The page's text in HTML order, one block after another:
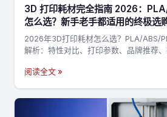
3D 打印耗材完全指南 2026：
怎么选？新手老手都适用的终极选
2026年3D打印耗材怎么选？PLA/ABS/
解析：特性对比、打印参数、品牌推荐
阅读全文 »